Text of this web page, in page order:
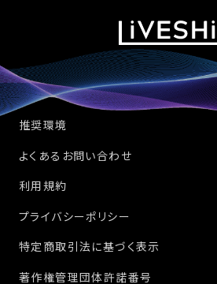
推奨環境
よくあるお問い合わせ
利用規約
プライバシーポリシー
特定商取引法に基づく表示
著作権管理団体許諾番号